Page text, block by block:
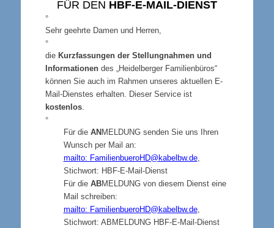
FÜR DEN HBF-E-MAIL-DIENST
°
Sehr geehrte Damen und Herren,
°
die Kurzfassungen der Stellungnahmen und
Informationendes „Heidelberger Familienbüros“
können Sie auch im Rahmen unseres aktuellen E-
Mail-Dienstes erhalten. Dieser Service ist
kostenlos.
°
Für die AN MELDUNG senden Sie uns Ihren
Wunsch per Mail an:
mailto: FamilienbueroHD@kabelbw.de,
Stichwort: HBF-E-Mail-Dienst
Für die ABMELDUNG von diesem Dienst eine
Mail schreiben:
mailto: FamilienbueroHD@kabelbw.de,
Stichwort: ABMELDUNG HBF-E-Mail-Dienst